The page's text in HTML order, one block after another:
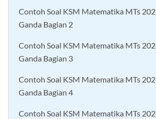
Contoh Soal KSM Matematika MTs
Ganda Bagian 2
Contoh Soal KSM Matematika MTs
Ganda Bagian 3
Contoh Soal KSM Matematika MTs
Ganda Bagian 4
Contoh Soal KSM Matematika MTs